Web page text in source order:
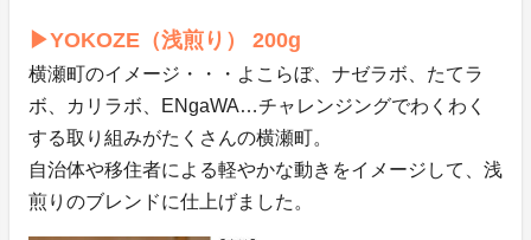
▶YOKOZE（浅煎り） 200g
横瀬町のイメージ・・・よこらぼ、ナゼラボ、たてラ
ボ、カリラボ、ENgaWA…チャレンジングでわくわく
する取り組みがたくさんの横瀬町。
自治体や移住者による軽やかな動きをイメージして、浅
煎りのブレンドに仕上げました。